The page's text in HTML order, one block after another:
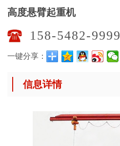
高度悬臂起重机
158-5482-9999
一键分享：
信息详情